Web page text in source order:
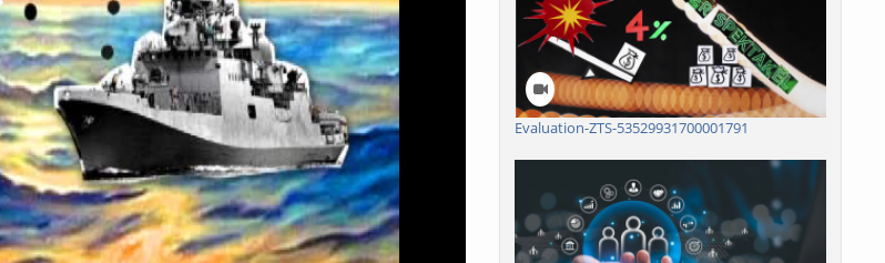
Evaluation-ZTS-53529931700001791